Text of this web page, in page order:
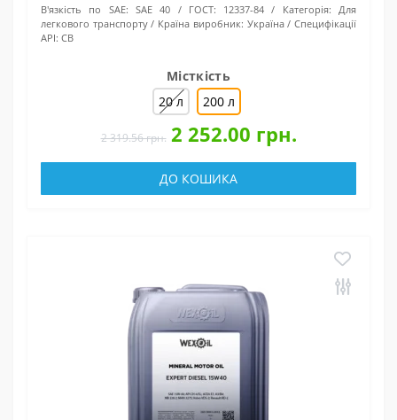
В'язкість по SAE: SAE 40 ГОСТ: 12337-84 Категорія:
Для
легкового транспорту
Країна виробник: Україна
Специфікації
API: CB
Місткість
20 л
200 л
2 319.56 грн. 2 252.00 грн.
ДО КОШИКА